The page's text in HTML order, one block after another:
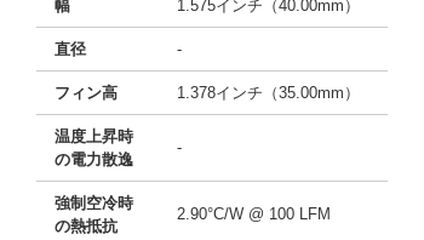
幅 1.575インチ（40.00mm）
直径 -
フィン高 1.378インチ（35.00mm）
温度上昇時
の電力散逸
-
強制空冷時
の熱抵抗
2.90°C/W @ 100 LFM